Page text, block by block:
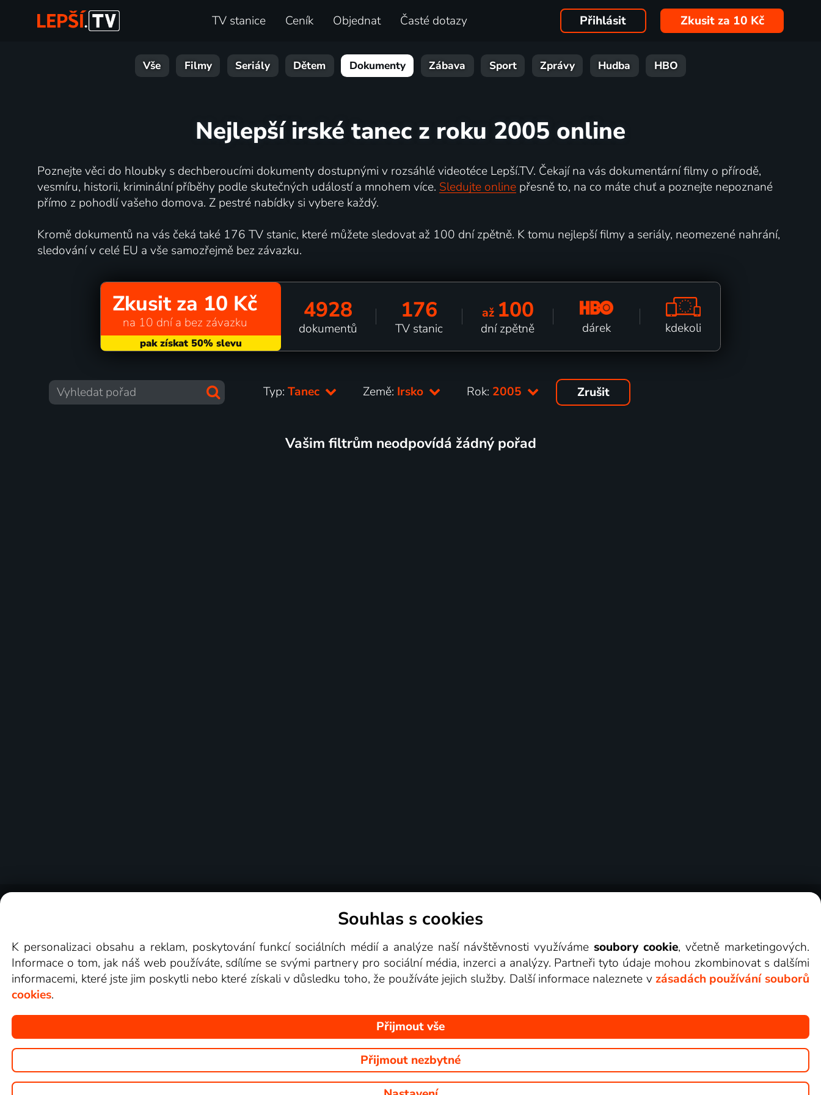
TV stanice Ceník Objednat Časté dotazy Přihlásit Zkusit za 10 Kč
Vše Filmy Seriály Dětem Dokumenty Zábava Sport Zprávy Hudba HBO
Nejlepší irské tanec z roku 2005 online
Poznejte věci do hloubky s dechberoucími dokumenty dostupnými v rozsáhlé videotéce Lepší.TV. Čekají na vás dokumentární filmy o přírodě,
vesmíru, historii, kriminální příběhy podle skutečných událostí a mnohem více. Sledujte onlinepřesně to, na co máte chuť a poznejte nepoznané
přímo z pohodlí vašeho domova. Z pestré nabídky si vybere každý.
Kromě dokumentů na vás čeká také 176 TV stanic, které můžete sledovat až 100 dní zpětně. K tomu nejlepší filmy a seriály, neomezené nahrání,
sledování v celé EU a vše samozřejmě bez závazku.
Zkusit za 10 Kč
na 10 dní a bez závazku 4928
dokumentů
176
TV stanic
až 100
dní zpětně dárek kdekoli
Typ:Tanec Země: Irsko Rok: 2005 Zrušit
Vašim filtrům neodpovídá žádný pořad
Videotéka
Copyright © goNET s.r.o. Na tomto webu jsou zobrazovány obrázky z pořadů TV stanic, které můžete sledovat v Lepší.TV.
Souhlas s cookies
K personalizaci obsahu a reklam, poskytování funkcí sociálních médií a analýze naší návštěvnosti využívámesoubory cookie, včetně marketingových.
Informace o tom, jak náš web používáte, sdílíme se svými partnery pro sociální média, inzerci a analýzy. Partneři tyto údaje mohou zkombinovat s dalšími
informacemi, které jste jim poskytli nebo které získali v důsledku toho, že používáte jejich služby. Další informace naleznete v zásadách používání souborů
cookies.
Přijmout vše
Přijmout nezbytné